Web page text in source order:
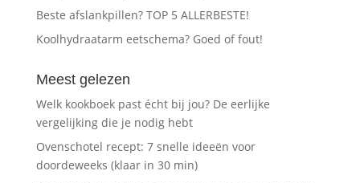
Beste afslankpillen? TOP 5 ALLERBESTE!
Koolhydraatarm eetschema? Goed of fout!
Meest gelezen
Welk kookboek past écht bij jou? De eerlijke
vergelijking die je nodig hebt
Ovenschotel recept: 7 snelle ideeën voor
doordeweeks (klaar in 30 min)